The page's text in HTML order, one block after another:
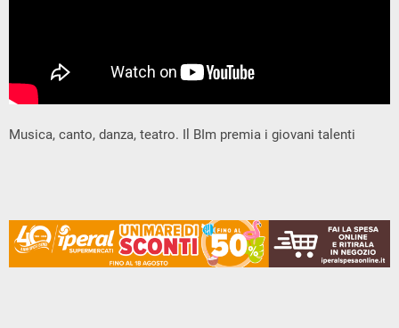
Musica, canto, danza, teatro. Il BIm premia i giovani talenti